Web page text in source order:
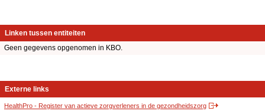
Linken tussen entiteiten
Geen gegevens opgenomen in KBO.
Externe links
HealthPro - Register van actieve zorgverleners in de gezondheidszorg